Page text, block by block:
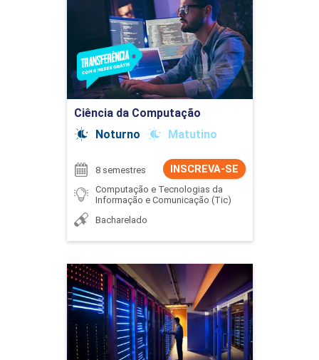
Ciência da Computação
Noturno
Matutino
INSCREVA-SE
8 semestres
Computação e Tecnologias da
Informação e Comunicação (Tic)
Bacharelado
Detalhes do curso
Ir para Inscrição
Ciência de Dados
Detalhes do curso